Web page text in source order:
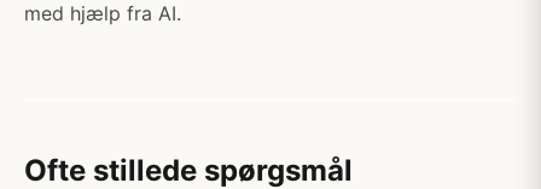
med hjælp fra AI.
Ofte stillede spørgsmål